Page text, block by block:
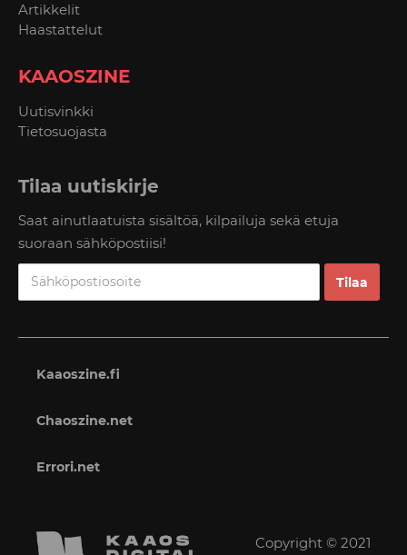
Artikkelit
Haastattelut
KAAOSZINE
Uutisvinkki
Tietosuojasta
Tilaa uutiskirje
Saat ainutlaatuista sisältöä, kilpailuja sekä etuja
suoraan sähköpostiisi!
Kaaoszine.fi
Chaoszine.net
Errori.net
Copyright © 2021